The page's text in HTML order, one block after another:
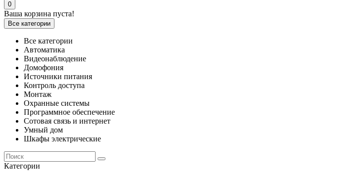
0
Ваша корзина пуста!
Все категории
Все категории
Автоматика
Видеонаблюдение
Домофония
Источники питания
Контроль доступа
Монтаж
Охранные системы
Программное обеспечение
Сотовая связь и интернет
Умный дом
Шкафы электрические
Категории